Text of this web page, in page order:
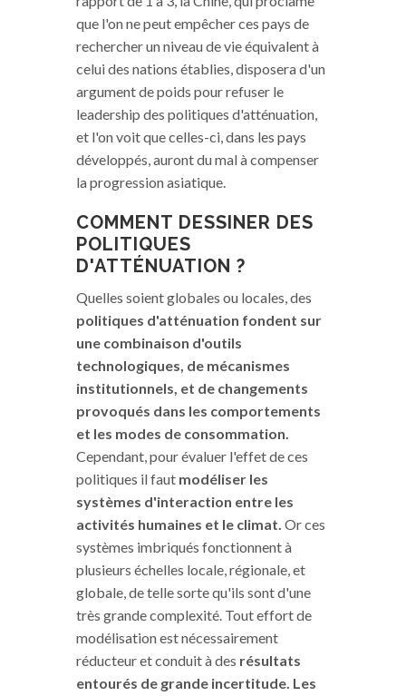
que l'on ne peut empêcher ces pays de
rechercher un niveau de vie équivalent à
celui des nations établies, disposera d'un
argument de poids pour refuser le
leadership des politiques d'atténuation,
et l'on voit que celles-ci, dans les pays
développés, auront du mal à compenser
la progression asiatique.
COMMENT DESSINER DES
POLITIQUES
D'ATTÉNUATION ?
Quelles soient globales ou locales, des
politiques d'atténuation fondent sur
une combinaison d'outils
technologiques, de mécanismes
institutionnels, et de changements
provoqués dans les comportements
et les modes de consommation.
Cependant, pour évaluer l'effet de ces
politiques il faut modéliser les
systèmes d'interaction entre les
activités humaines et le climat. Or ces
systèmes imbriqués fonctionnent à
plusieurs échelles locale, régionale, et
globale, de telle sorte qu'ils sont d'une
très grande complexité. Tout effort de
modélisation est nécessairement
réducteur et conduit à des résultats
entourés de grande incertitude. Les